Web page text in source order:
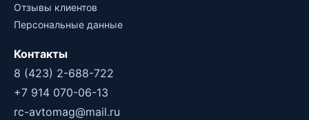
Отзывы клиентов
Персональные данные
Контакты
8 (423) 2-688-722
+7 914 070-06-13
rc-avtomag@mail.ru